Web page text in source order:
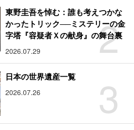
2
東野圭吾を悼む：誰も考えつかな
かったトリック──ミステリーの金
字塔『容疑者Ｘの献身』の舞台裏
2026.07.29
3
日本の世界遺産一覧
2026.07.26